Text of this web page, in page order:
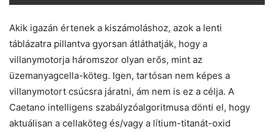
Akik igazán értenek a kiszámoláshoz, azok a lenti
táblázatra pillantva gyorsan átláthatják, hogy a
villanymotorja háromszor olyan erős, mint az
üzemanyagcella-köteg. Igen, tartósan nem képes a
villanymotort csúcsra járatni, ám nem is ez a célja. A
Caetano intelligens szabályzóalgoritmusa dönti el, hogy
aktuálisan a cellaköteg és/vagy a lítium-titanát-oxid